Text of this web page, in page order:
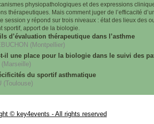
physiopathologiques et des expressions
thérapeutiques. Mais comment juger de l’efficacité
session y répond sur trois niveaux : état des lieux des
sportif, apport de la biologie.
d’évaluation thérapeutique dans l’asthme
(Montpellier)
t-il une place pour la biologie dans le suivi des
(Marseille)
du sportif asthmatique
(Toulouse)
© key4events - All rights reserved